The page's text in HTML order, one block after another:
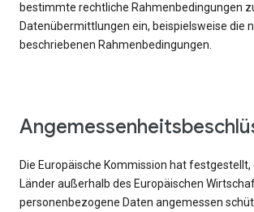
bestimmte rechtliche Rahmenbedingungen
Datenübermittlungen ein, beispielsweise die
beschriebenen Rahmenbedingungen.
Die Europäische Kommission hat
Länder außerhalb des Europäischen
personenbezogene Daten angemessen